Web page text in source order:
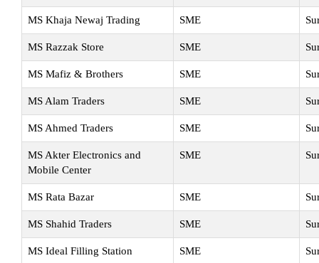
MS Khaja Newaj Trading SME
MS Razzak Store SME
MS Mafiz & Brothers SME
MS Alam Traders SME
MS Ahmed Traders SME
MS Akter Electronics and
Mobile Center
SME
MS Rata Bazar SME
MS Shahid Traders SME
MS Ideal Filling Station SME